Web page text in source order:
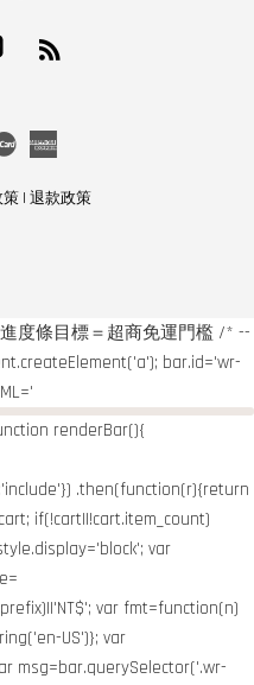
Master
策 | 退款政策
進度條目標＝超商免運門檻 /* --
bar.id='wr-
renderBar(){
.then(function(r){return
if(!cart||!cart.item_count)
var
var fmt=function(n)
US')}; var
msg=bar.querySelector('.wr-